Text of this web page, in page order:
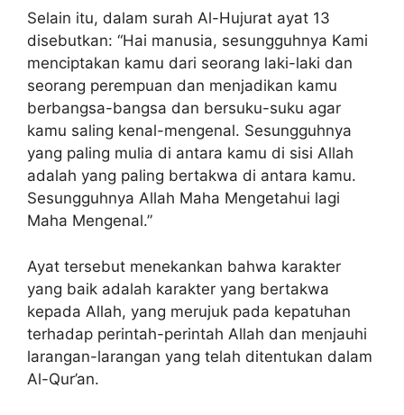
Selain itu, dalam surah Al-Hujurat ayat 13
disebutkan: “Hai manusia, sesungguhnya Kami
menciptakan kamu dari seorang laki-laki dan
seorang perempuan dan menjadikan kamu
berbangsa-bangsa dan bersuku-suku agar
kamu saling kenal-mengenal. Sesungguhnya
yang paling mulia di antara kamu di sisi Allah
adalah yang paling bertakwa di antara kamu.
Sesungguhnya Allah Maha Mengetahui lagi
Maha Mengenal.”
Ayat tersebut menekankan bahwa karakter
yang baik adalah karakter yang bertakwa
kepada Allah, yang merujuk pada kepatuhan
terhadap perintah-perintah Allah dan menjauhi
larangan-larangan yang telah ditentukan dalam
Al-Qur’an.